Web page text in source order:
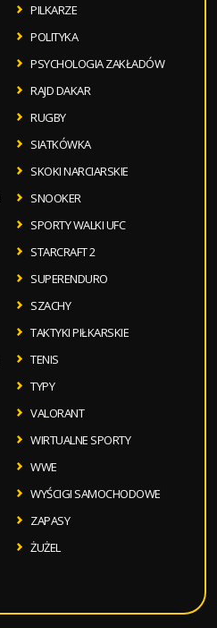
PILKARZE
POLITYKA
PSYCHOLOGIA ZAKŁADÓW
RAJD DAKAR
RUGBY
SIATKÓWKA
SKOKI NARCIARSKIE
SNOOKER
SPORTY WALKI UFC
STARCRAFT 2
SUPERENDURO
SZACHY
TAKTYKI PIŁKARSKIE
TENIS
TYPY
VALORANT
WIRTUALNE SPORTY
WWE
WYŚCIGI SAMOCHODOWE
ZAPASY
ŻUŻEL